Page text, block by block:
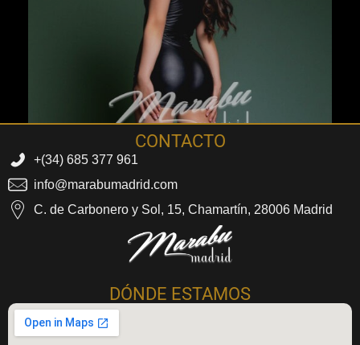
CONTACTO
+(34) 685 377 961
info@marabumadrid.com
C. de Carbonero y Sol, 15, Chamartín, 28006 Madrid
DÓNDE ESTAMOS